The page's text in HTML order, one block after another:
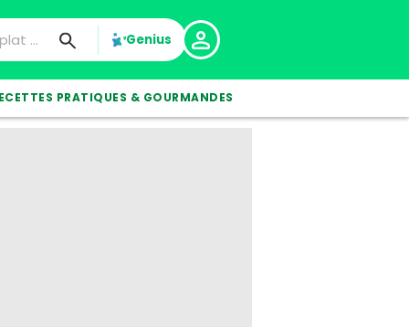
Genius
PRATIQUES & GOURMANDES